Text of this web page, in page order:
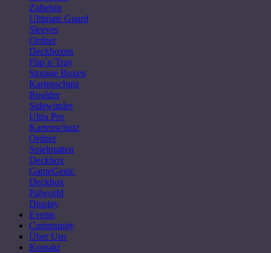
Zubehör
Ultimate Guard
Sleeves
Ordner
Deckboxen
Flip´n´Tray
Storage Boxen
Kartenschutz
Boulder
Sidewinder
Ultra Pro
Kartenschutz
Ordner
Spielmatten
Deckbox
GameGenic
Deckbox
Palworld
Display
Events
Community
Über Uns
Kontakt